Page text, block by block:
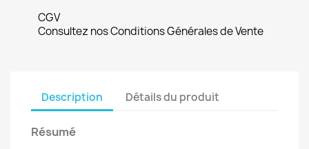
CGV
Consultez nos Conditions Générales de Vente
Description Détails du produit
Résumé